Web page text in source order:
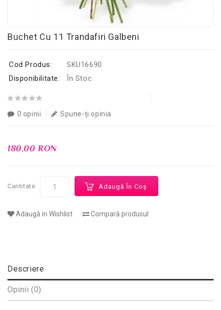
Buchet Cu 11 Trandafiri Galbeni
Cod Produs:
SKU16690
Disponibilitate:
În Stoc
0 opinii Spune-ţi opinia
180,00 RON
Cantitate Adaugă În Coş
Adaugă in Wishlist Compară produsul
Descriere
Opinii (0)